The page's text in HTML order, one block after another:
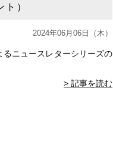
）
2024年06月06日（木）
ニュースレターシリーズの
> 記事を読む